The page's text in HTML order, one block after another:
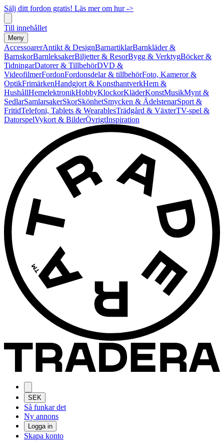
Sälj ditt fordon gratis! Läs mer om hur ->
Till innehållet
Meny
AccessoarerAntikt & DesignBarnartiklarBarnkläder &
BarnskorBarnleksakerBiljetter & ResorBygg & VerktygBöcker &
TidningarDatorer & TillbehörDVD &
VideofilmerFordonFordonsdelar & tillbehörFoto, Kameror &
OptikFrimärkenHandgjort & KonsthantverkHem &
HushållHemelektronikHobbyKlockorKläderKonstMusikMynt &
SedlarSamlarsakerSkorSkönhetSmycken & ÄdelstenarSport &
FritidTelefoni, Tablets & WearablesTrädgård & VäxterTV-spel &
DatorspelVykort & BilderÖvrigtInspiration
SEK
Så funkar det
Ny annons
Logga in
Skapa konto